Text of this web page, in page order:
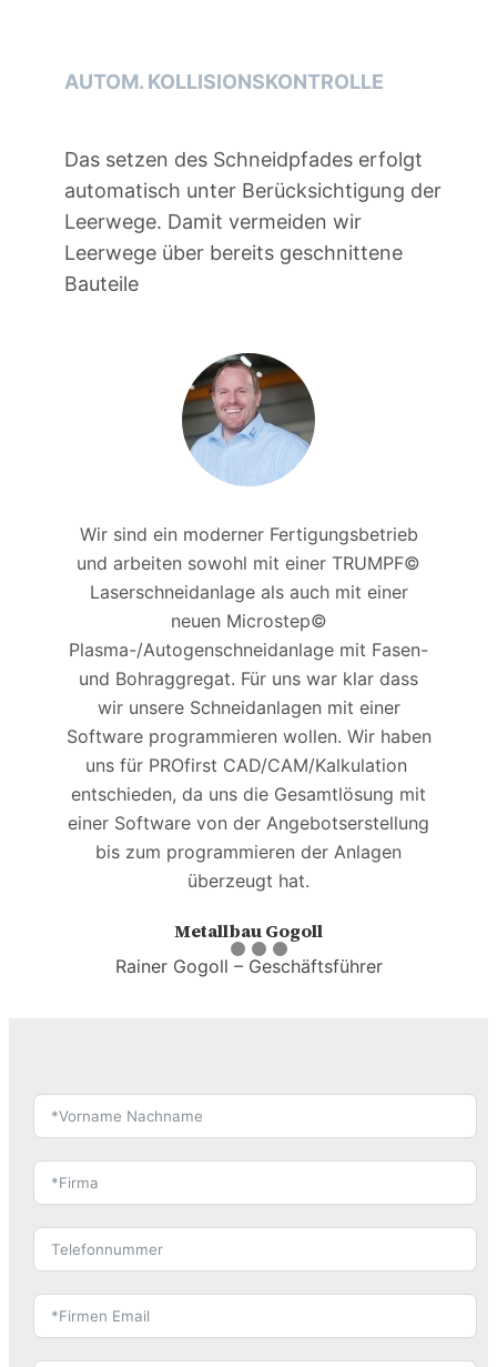
AUTOM. KOLLISIONSKONTROLLE
Das setzen des Schneidpfades erfolgt
automatisch unter Berücksichtigung der
Leerwege. Damit vermeiden wir
Leerwege über bereits geschnittene
Bauteile
Wir sind ein moderner Fertigungsbetrieb
und arbeiten sowohl mit einer TRUMPF©
Laserschneidanlage als auch mit einer
neuen Microstep©
Plasma-/Autogenschneidanlage mit Fasen-
und Bohraggregat. Für uns war klar dass
wir unsere Schneidanlagen mit einer
Software programmieren wollen. Wir haben
uns für PROfirst CAD/CAM/Kalkulation
entschieden, da uns die Gesamtlösung mit
einer Software von der Angebotserstellung
bis zum programmieren der Anlagen
überzeugt hat.
Metallbau Gogoll
Rainer Gogoll – Geschäftsführer